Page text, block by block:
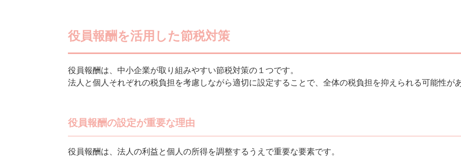
役員報酬を活用した節税対策
役員報酬は、中小企業が取り組みやすい節税対策の１つです。
法人と個人それぞれの税負担を考慮しながら適切に設定することで、全体の税負担を抑えられる可能性が
役員報酬の設定が重要な理由
役員報酬は、法人の利益と個人の所得を調整するうえで重要な要素です。